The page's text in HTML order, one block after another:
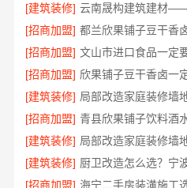
[建筑装修] 云南晟构建筑建材
[招商加盟] 都兰欣果铺子豆干香
[招商加盟] 文山市进口食品一定
[招商加盟] 欣果铺子豆干香卤一
[建筑装修]
[招商加盟] 青县欣果铺子饮料酒
[建筑装修]
[建筑装修]
[招商加盟]